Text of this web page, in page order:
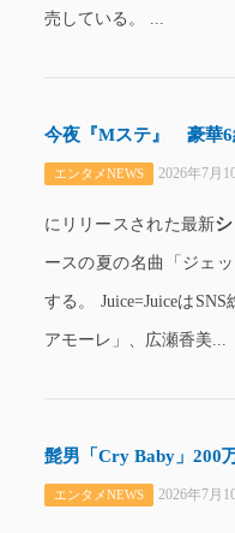
売している。 ...
今夜『Mステ』 豪華6
エンタメNEWS 2026年7月
にリリースされた最新
ースの夏の名曲「ジェ
する。 Juice=Juiceは
アモーレ」、広瀬香美...
髭男「Cry Baby」200
エンタメNEWS 2026年7月